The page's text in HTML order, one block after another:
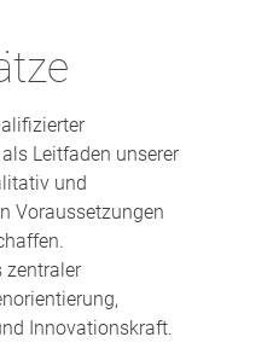
Leitfaden unserer
und
Voraussetzungen
zentraler
Innovationskraft.